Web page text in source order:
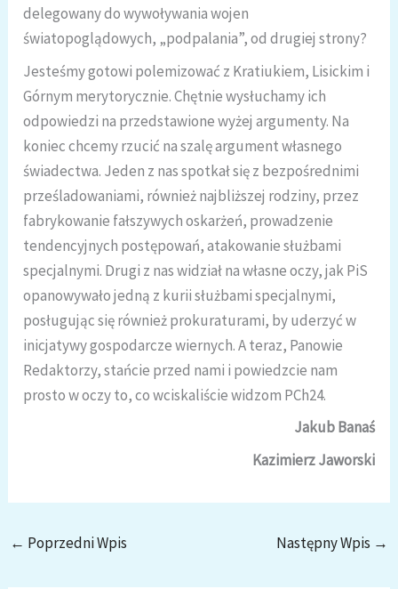
delegowany do wywoływania wojen
światopoglądowych, „podpalania”, od drugiej strony?
Jesteśmy gotowi polemizować z Kratiukiem, Lisickim i
Górnym merytorycznie. Chętnie wysłuchamy ich
odpowiedzi na przedstawione wyżej argumenty. Na
koniec chcemy rzucić na szalę argument własnego
świadectwa. Jeden z nas spotkał się z bezpośrednimi
prześladowaniami, również najbliższej rodziny, przez
fabrykowanie fałszywych oskarżeń, prowadzenie
tendencyjnych postępowań, atakowanie służbami
specjalnymi. Drugi z nas widział na własne oczy, jak PiS
opanowywało jedną z kurii służbami specjalnymi,
posługując się również prokuraturami, by uderzyć w
inicjatywy gospodarcze wiernych. A teraz, Panowie
Redaktorzy, stańcie przed nami i powiedzcie nam
prosto w oczy to, co wciskaliście widzom PCh24.
Jakub Banaś
Kazimierz Jaworski
← Poprzedni Wpis Następny Wpis →